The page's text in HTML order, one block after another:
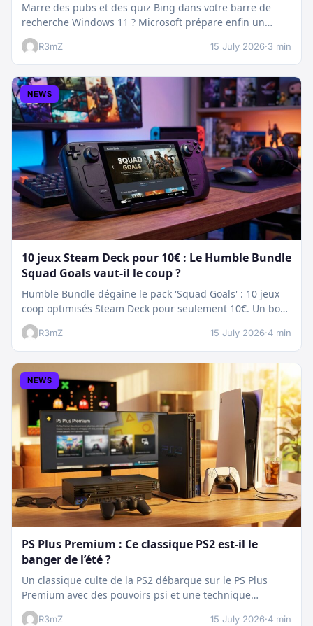
Marre des pubs et des quiz Bing dans votre barre de
recherche Windows 11 ? Microsoft prépare enfin un
nettoyage…
R3mZ 15 July 2026·3 min
NEWS
10 jeux Steam Deck pour 10€ : Le Humble Bundle
Squad Goals vaut-il le coup ?
Humble Bundle dégaine le pack 'Squad Goals' : 10 jeux
coop optimisés Steam Deck pour seulement 10€. Un bon
plan…
R3mZ 15 July 2026·4 min
NEWS
PS Plus Premium : Ce classique PS2 est-il le
banger de l’été ?
Un classique culte de la PS2 débarque sur le PS Plus
Premium avec des pouvoirs psi et une technique
boostée.…
R3mZ 15 July 2026·4 min